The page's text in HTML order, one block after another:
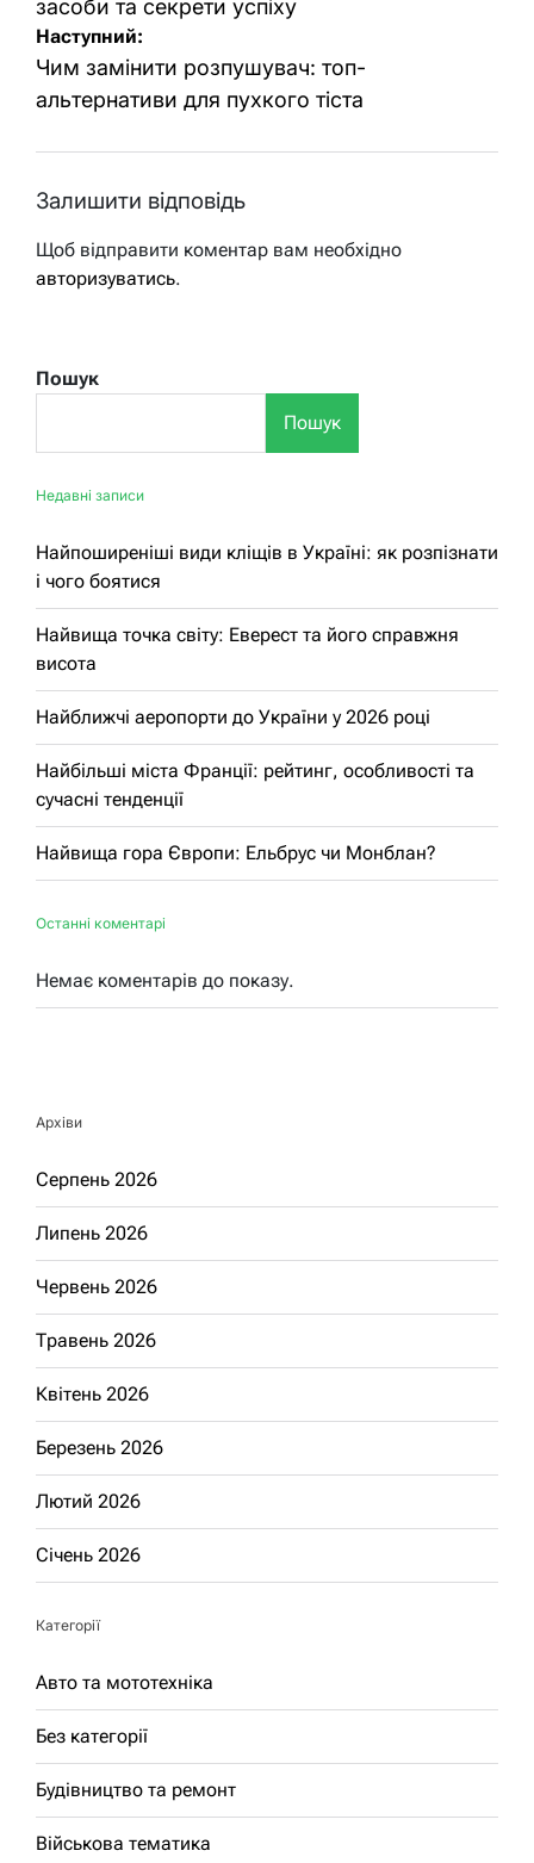
засоби та секрети успіху
Наступний:
Чим замінити розпушувач: топ-
альтернативи для пухкого тіста
Залишити відповідь
Щоб відправити коментар вам необхідно
авторизуватись.
Пошук
Пошук
Недавні записи
Найпоширеніші види кліщів в Україні: як розпізнати
і чого боятися
Найвища точка світу: Еверест та його справжня
висота
Найближчі аеропорти до України у 2026 році
Найбільші міста Франції: рейтинг, особливості та
сучасні тенденції
Найвища гора Європи: Ельбрус чи Монблан?
Останні коментарі
Немає коментарів до показу.
Архіви
Серпень 2026
Липень 2026
Червень 2026
Травень 2026
Квітень 2026
Березень 2026
Лютий 2026
Січень 2026
Категорії
Авто та мототехніка
Без категорії
Будівництво та ремонт
Військова тематика